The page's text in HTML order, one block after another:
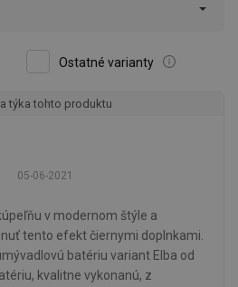
Ostatné varianty
týka tohto produktu
05-06-2021
v modernom štýle a
tento efekt čiernymi doplnkami.
batériu variant Elba od
kvalitne vykonanú, z